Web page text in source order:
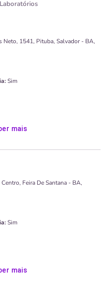
Laboratórios
Neto, 1541, Pituba, Salvador - BA,
Sim
mais
Feira De Santana - BA,
Sim
mais